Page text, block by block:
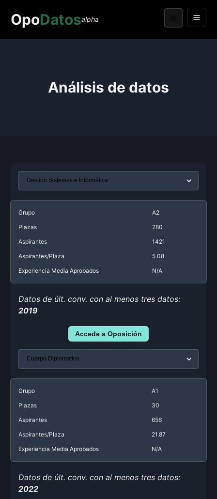
OpoDatosalpha
Análisis de datos
Grupo
A2
Plazas
280
Aspirantes
1421
Aspirantes/Plaza
5.08
Experiencia Media Aprobados
N/A
Datos de últ. conv. con al menos tres datos:
2019
Accede a Oposición
Grupo
A1
Plazas
30
Aspirantes
656
Aspirantes/Plaza
21.87
Experiencia Media Aprobados
N/A
Datos de últ. conv. con al menos tres datos:
2022